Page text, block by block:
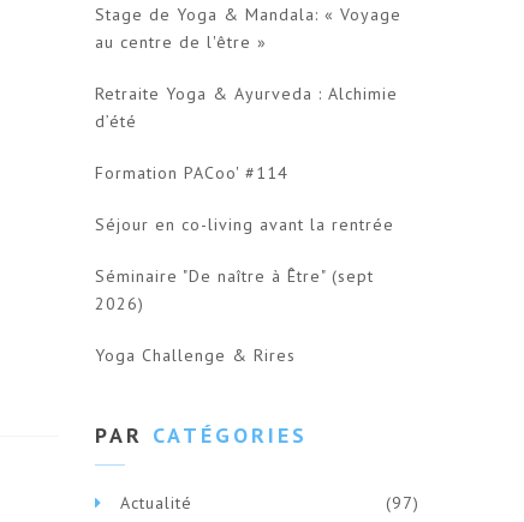
Stage de Yoga & Mandala: « Voyage
au centre de l'être »
Retraite Yoga & Ayurveda : Alchimie
d’été
Formation PACoo' #114
Séjour en co-living avant la rentrée
Séminaire "De naître à Être" (sept
2026)
Yoga Challenge & Rires
PAR CATÉGORIES
Actualité (97)